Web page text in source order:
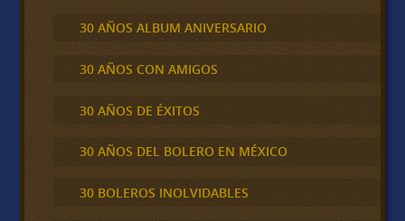
30 AÑOS ALBUM ANIVERSARIO
30 AÑOS CON AMIGOS
30 AÑOS DE ÉXITOS
30 AÑOS DEL BOLERO EN MÉXICO
30 BOLEROS INOLVIDABLES